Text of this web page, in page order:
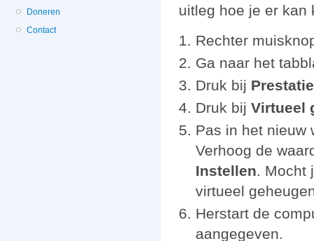
Doneren
Contact
uitleg hoe je er kan
Rechter
Ga naar het
Druk bij
Druk bijVirtueel
Pas in het nieuw
Verhoog de
Instellen. Mocht
virtueel
Herstart de
aangegeven.